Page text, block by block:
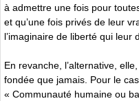
à admettre une fois pour
et qu’une fois privés de leur
l’imaginaire de liberté qui leur
En revanche, l’alternative,
fondée que jamais. Pour le
« Communauté humaine ou